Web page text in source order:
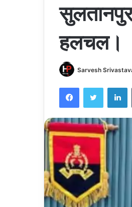
हलचल।
Sarvesh
FacebookTwitter